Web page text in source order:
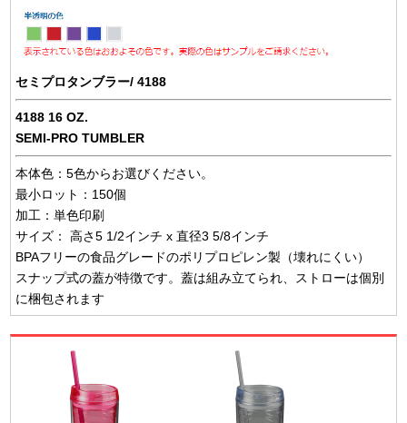
セミプロタンブラー/ 4188
4188 16 OZ.
SEMI-PRO TUMBLER
本体色：5色からお選びください。
最小ロット：150個
加工：単色印刷
サイズ： 高さ5 1/2インチ x 直径3 5/8インチ
BPAフリーの食品グレードのポリプロピレン製（壊れにくい）
スナップ式の蓋が特徴です。蓋は組み立てられ、ストローは個別
に梱包されます